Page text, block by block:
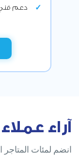
دعم
آراء
انضم لمئات المتاجر